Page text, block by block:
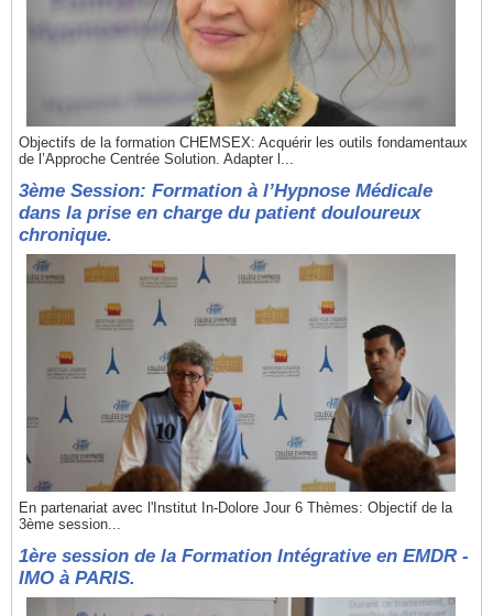
Objectifs de la formation CHEMSEX: Acquérir les outils fondamentaux
de l’Approche Centrée Solution. Adapter l...
3ème Session: Formation à l’Hypnose Médicale
dans la prise en charge du patient douloureux
chronique.
En partenariat avec l'Institut In-Dolore Jour 6 Thèmes: Objectif de la
3ème session...
1ère session de la Formation Intégrative en EMDR -
IMO à PARIS.